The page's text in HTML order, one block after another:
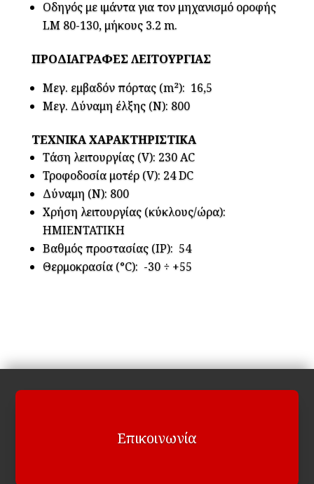
Οδηγός με ιμάντα για τον μηχανισμό οροφής
LM 80-130, μήκους 3.2 m.
ΠΡΟΔΙΑΓΡΑΦΕΣ ΛΕΙΤΟΥΡΓΙΑΣ
Μεγ. εμβαδόν πόρτας (m²): 16,5
Μεγ. Δύναμη έλξης (Ν): 800
ΤΕΧΝΙΚΑ ΧΑΡΑΚΤΗΡΙΣΤΙΚΑ
Τάση λειτουργίας (V): 230 AC
Τροφοδοσία μοτέρ (V): 24 DC
Δύναμη (Ν): 800
Χρήση λειτουργίας (κύκλους/ώρα):
ΗΜΙΕΝΤΑΤΙΚΗ
Βαθμός προστασίας (IP): 54
Θερμοκρασία (°C): -30 ÷ +55
Επικοινωνία